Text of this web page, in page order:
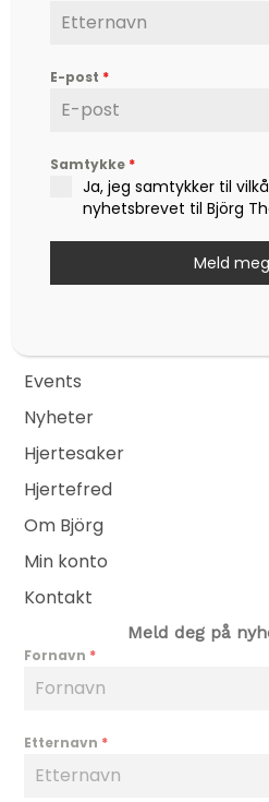
Björg er en etterspurt
hverdagsfilosofi, om livet,
og ikke minst mot – til å
drømmer om.
post@bjoerg.no
Events
Nyheter
Hjertesaker
Hjertefred
Om Björg
Min konto
Kontakt
Meld deg på
Fornavn *
Etternavn *
E-post *
Samtykke *
Ja, jeg samtykker til
nyhetsbrevet til Björg
Meld